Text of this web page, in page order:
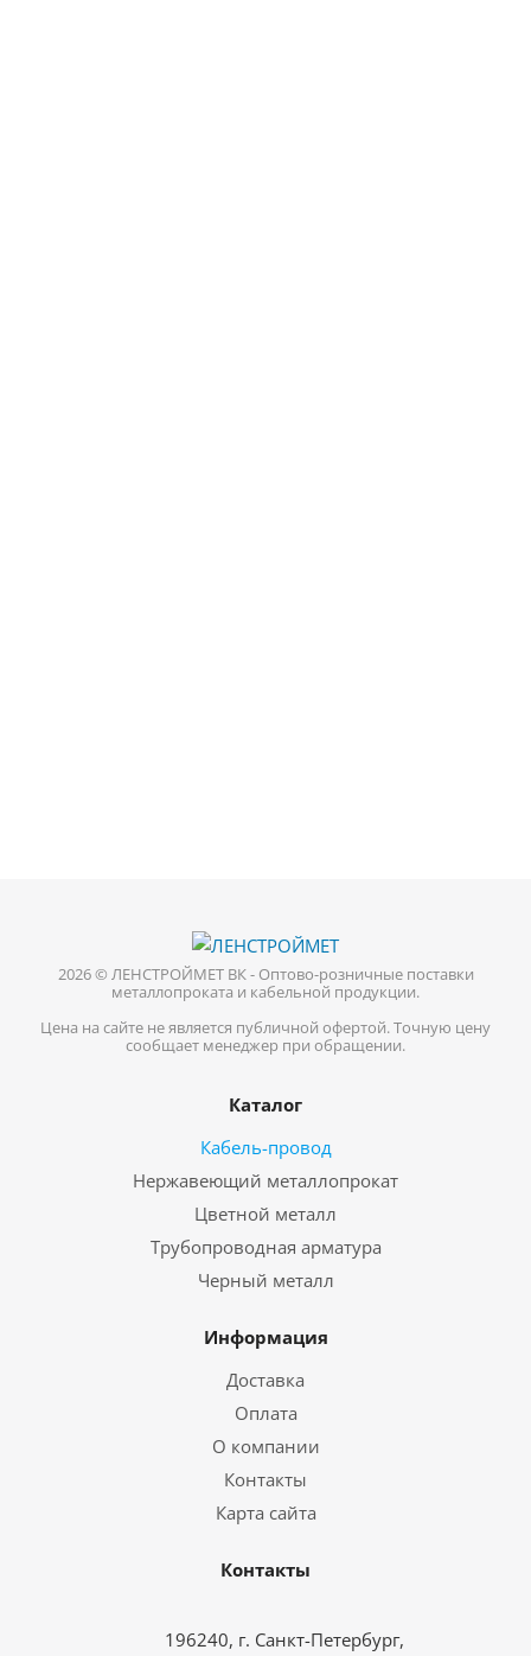
2026 © ЛЕНСТРОЙМЕТ ВК - Оптово-розничные поставки
металлопроката и кабельной продукции.
Цена на сайте не является публичной офертой. Точную цену
сообщает менеджер при обращении.
Каталог
Кабель-провод
Нержавеющий металлопрокат
Цветной металл
Трубопроводная арматура
Черный металл
Информация
Доставка
Оплата
О компании
Контакты
Карта сайта
Контакты
196240, г. Санкт-Петербург,